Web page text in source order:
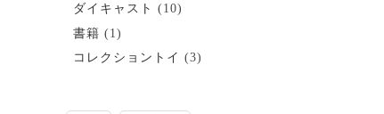
ダイキャスト (10)
書籍 (1)
コレクショントイ (3)